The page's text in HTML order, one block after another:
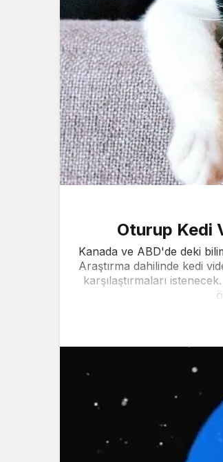
Oturup Kedi
Kanada ve ABD'de deki
Araştırma dahilinde kedi
karşılaştırmaları